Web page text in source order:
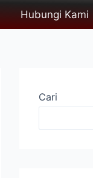
Hubungi Kami
Cari